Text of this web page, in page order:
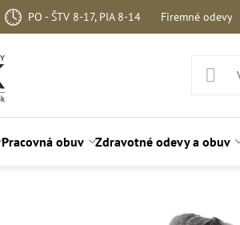
PO - ŠTV 8-17, PIA 8-14 Firemné odevy
Pracovná obuv Zdravotné odevy a obuv